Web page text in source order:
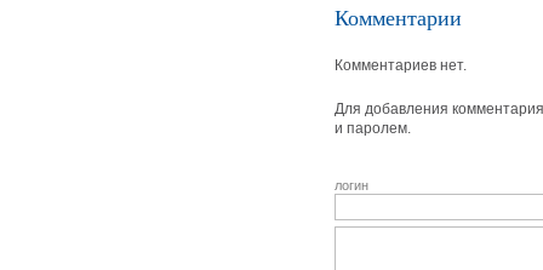
Комментарии
Комментариев нет.
Для добавления
и паролем.
логин